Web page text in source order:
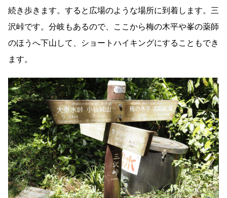
続き歩きます。すると広場のような場所に到着します。三
沢峠です。分岐もあるので、ここから梅の木平や峯の薬師
のほうへ下山して、ショートハイキングにすることもでき
ます。